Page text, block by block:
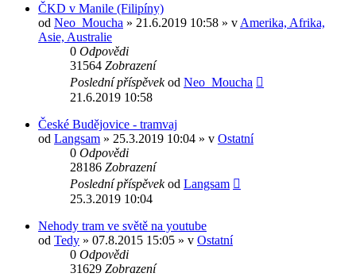
ČKD v Manile (Filipíny)
od Neo_Moucha » 21.6.2019 10:58 » v Amerika, Afrika,
Asie, Australie
0 Odpovědi
31564 Zobrazení
Poslední příspěvekod Neo_Moucha
21.6.2019 10:58
České Budějovice - tramvaj
od Langsam » 25.3.2019 10:04 » v Ostatní
0 Odpovědi
28186 Zobrazení
Poslední příspěvekod Langsam
25.3.2019 10:04
Nehody tram ve světě na youtube
od Tedy » 07.8.2015 15:05 » v Ostatní
0 Odpovědi
31629 Zobrazení